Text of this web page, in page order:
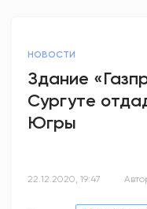
НОВОСТИ
Здание
Сургуте
Югры
22.12.2020, 19:47